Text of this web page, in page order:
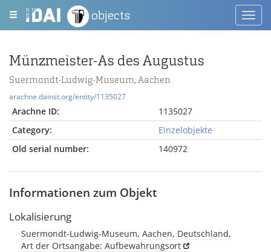
objects
Münzmeister-As des Augustus
Suermondt-Ludwig-Museum, Aachen
arachne.dainst.org/entity/1135027
Arachne ID:
1135027
Category:
Einzelobjekte
Old serial number:
140972
Informationen zum Objekt
Lokalisierung
Suermondt-Ludwig-Museum, Aachen, Deutschland,
Art der Ortsangabe: Aufbewahrungsort